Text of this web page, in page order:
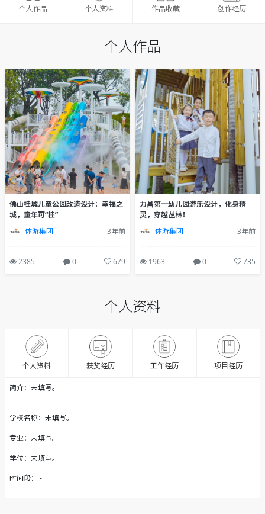
个人作品 个人资料 作品收藏 创作经历
个人作品
佛山桂城儿童公园改造设计：幸福之
城，童年可“桂”
体游集团
3年前
2385 0 679
力昌第一幼儿园游乐设计，化身精
灵，穿越丛林！
体游集团
3年前
1963 0 735
个人资料
个人资料 获奖经历 工作经历 项目经历
简介：未填写。
学校名称：未填写。
专业：未填写。
学位：未填写。
时间段： -